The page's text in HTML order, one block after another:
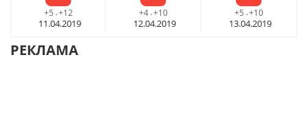
+5 - +12
11.04.2019
+4 - +10
12.04.2019
+5 - +10
13.04.2019
РЕКЛАМА